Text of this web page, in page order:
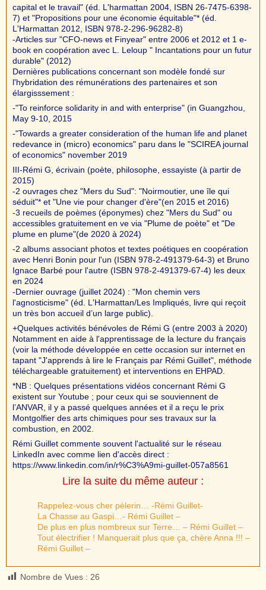
capital et le travail" (éd. L'harmattan 2004, ISBN 26-7475-6398-
7) et "Propositions pour une économie équitable"* (éd.
L'Harmattan 2012, ISBN 978-2-296-96282-8)
-Articles sur "CFO-news et Finyear" entre 2006 et 2012 et 1 e-
book en coopération avec L. Leloup " Incantations pour un futur
durable" (2012)
Dernières publications concernant son modèle fondé sur
l'hybridation des rémunérations des partenaires et son
élargisssement :
-"To reinforce solidarity in and with enterprise" (in Guangzhou,
May 9-10, 2015
-"Towards a greater consideration of the human life and planet
redevance in (micro) economics" paru dans le "SCIREA journal
of economics" november 2019
III-Rémi G, écrivain (poète, philosophe, essayiste (à partir de
2015)
-2 ouvrages chez "Mers du Sud": "Noirmoutier, une île qui
séduit"* et "Une vie pour changer d'ère"(en 2015 et 2016)
-3 recueils de poèmes (éponymes) chez "Mers du Sud" ou
accessibles gratuitement en ve via "Plume de poète" et "De
plume en plume"(de 2020 à 2024)
-2 albums associant photos et textes poétiques en coopération
avec Henri Bonin pour l'un (ISBN 978-2-491379-64-3) et Bruno
Ignace Barbé pour l'autre (ISBN 978-2-491379-67-4) les deux
en 2024
-Dernier ouvrage (juillet 2024) : "Mon chemin vers
l'agnosticisme" (éd. L'Harmattan/Les Impliqués, livre qui reçoit
un très bon accueil d’un large public).
+Quelques activités bénévoles de Rémi G (entre 2003 à 2020)
Notamment en aide à l'apprentissage de la lecture du français
(voir la méthode développée en cette occasion sur internet en
tapant "J'apprends à lire le Français par Rémi Guillet", méthode
téléchargeable gratuitement) et interventions en EHPAD.
*NB : Quelques présentations vidéos concernant Rémi G
existent sur Youtube ; pour ceux qui se souviennent de
l’ANVAR, il y a passé quelques années et il a reçu le prix
Montgolfier des arts chimiques pour ses travaux sur la
combustion, en 2002.
Rémi Guillet commente souvent l'actualité sur le réseau
LinkedIn avec comme lien d'accès direct :
https://www.linkedin.com/in/r%C3%A9mi-guillet-057a8561
Lire la suite du même auteur :
Rappelez-vous cher pèlerin… -Rémi Guillet-
La Chasse au Gaspi…- Rémi Guillet –
De plus en plus nombreux sur Terre… – Rémi Guillet –
Tout électrifier ! Manquerait plus que ça, chère Anna !!! –
Rémi Guillet –
Nombre de Vues : 26